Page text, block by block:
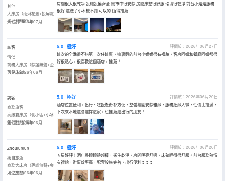
其他
大床房（雨淋花灑+投屏電
視+舒適採光）
入住於2026年07月
房間很大很乾凈 設施設備齊全 鬧市中很安靜 房間床墊很舒服 環境很乾凈 前台小姐姐服務
很好 還送了小木梳不錯 可以的 值得推薦
訪客
情侶
商務大床房（靜謐無聲+金
可兒床墊）
入住於2026年06月
5.0 極好
評價於：2026年06月27日
這次的全季很不錯第一次住這裏，這裏麪的前台小姐姐很有禮貌，客房阿姨和餐廳阿姨都很
好很貼心，很喜歡這個酒店，推薦！
訪客
商務旅客
高級雙床房（朝小區+小冰
箱+電視投屏）
入住於2026年06月
5.0 極好
評價於：2026年06月20日
酒店位置便利，出行、吃飯逛街都方便，整體氛圍安靜雅緻，服務細緻入微，性價比拉滿，
下次來本地還會選擇這家，也推薦給出行的朋友！
Zhoulunlun
獨自旅遊
商務大床房（靜謐無聲+金
可兒床墊）
入住於2026年06月
5.0 極好
評價於：2026年06月20日
五星好評！酒店整體體驗超棒，衞生乾淨，房間明亮舒適，床墊睡得很舒服。前台服務熱情
有禮貌，辦事效率高，配套設施完善，出行便利🌷🌷🌷